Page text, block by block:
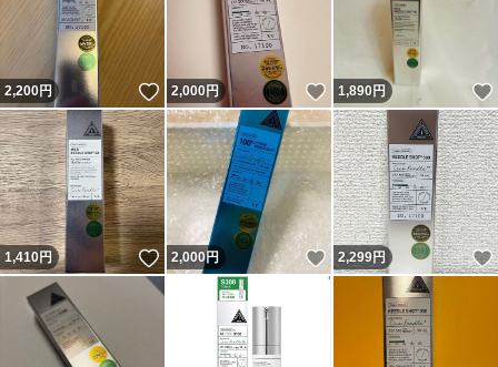
2,200円 いいね！
2,000円 いいね！
1,890円
1,410円 いいね！
2,000円 いいね！
2,299円